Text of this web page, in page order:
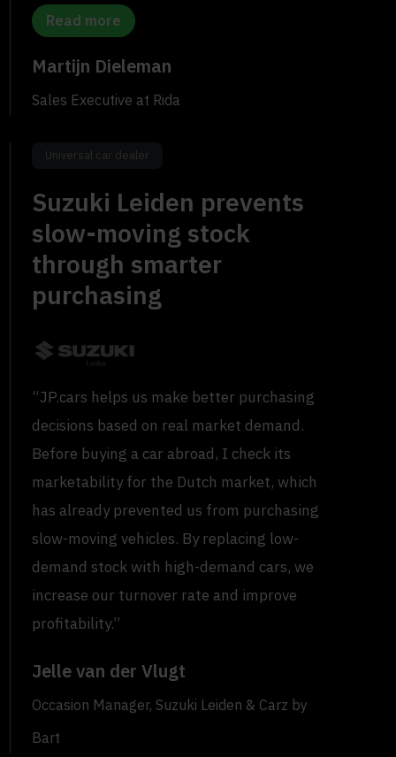
Read more
Martijn Dieleman
Sales Executive at Rida
Universal car dealer
Suzuki Leiden prevents
slow-moving stock
through smarter
purchasing
“JP.cars helps us make better purchasing
decisions based on real market demand.
Before buying a car abroad, I check its
marketability for the Dutch market, which
has already prevented us from purchasing
slow-moving vehicles. By replacing low-
demand stock with high-demand cars, we
increase our turnover rate and improve
profitability.”
Jelle van der Vlugt
Occasion Manager, Suzuki Leiden & Carz by
Bart